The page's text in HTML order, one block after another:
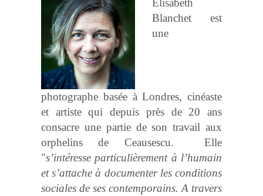
Blanchet est
une
photographe basée à Londres, cinéaste
et artiste qui depuis près de 20 ans
consacre une partie de son travail aux
orphelins de Ceausescu. Elle
"s’intéresse particulièrement à l’humain
et s’attache à documenter les conditions
sociales de ses contemporains. A travers